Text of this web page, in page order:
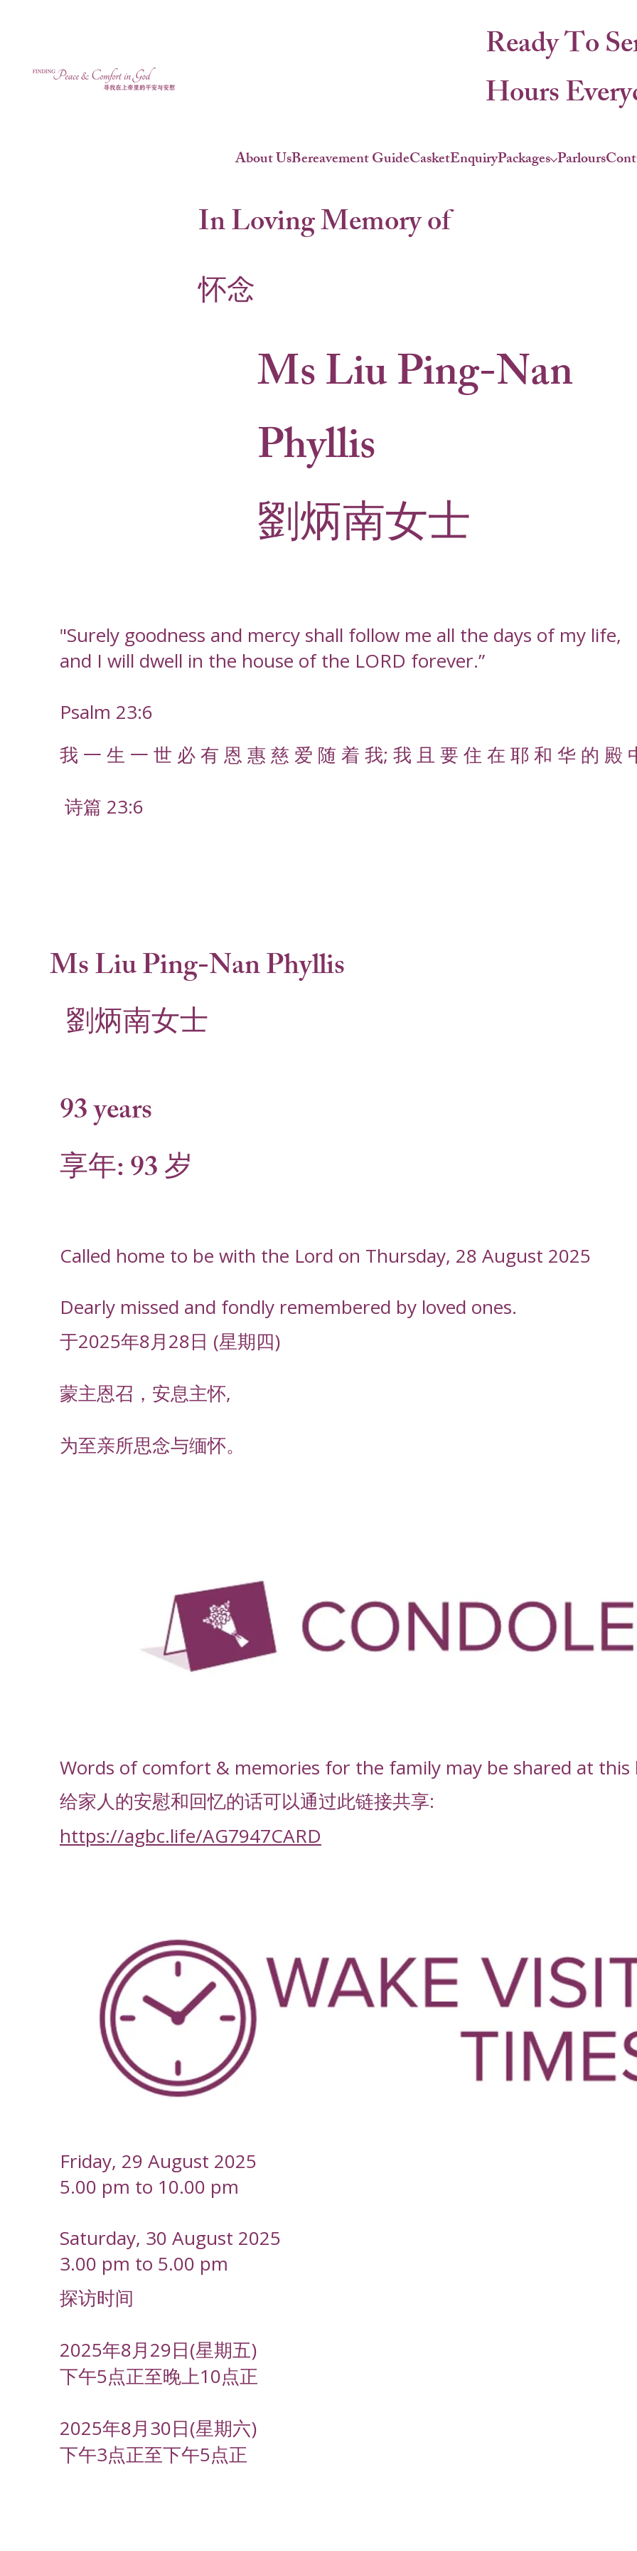
About UsBereavement GuideCasketEnquiryPackages Parlours
Ready To
Hours
In Loving Memory of
怀念
Ms Liu Ping-Nan
Phyllis
劉炳南女士
"Surely goodness and mercy shall follow me all the days of my life,
and I will dwell in the house of the LORD forever.”
Psalm 23:6
我 一 生 一 世 必 有 恩 惠 慈 爱 随 着 我; 我 且 要 住 在 耶 和 华 的 殿
诗篇 23:6
Ms Liu Ping-Nan Phyllis
劉炳南女士
93 years
享年: 93 岁
Called home to be with the Lord on Thursday, 28 August 2025
Dearly missed and fondly remembered by loved ones.
于2025年8月28日 (星期四)
蒙主恩召，安息主怀,
为至亲所思念与缅怀。
Words of comfort & memories for the family may be shared at this
给家人的安慰和回忆的话可以通过此链接共享:
https://agbc.life/AG7947CARD
Friday, 29 August 2025
5.00 pm to 10.00 pm
Saturday, 30 August 2025
3.00 pm to 5.00 pm
探访时间
2025年8月29日(星期五)
下午5点正至晚上10点正
2025年8月30日(星期六)
下午3点正至下午5点正